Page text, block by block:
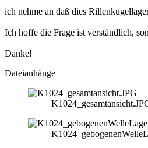
ich nehme an daß dies
Ich hoffe die Frage ist verständlich,
Danke!
Dateianhänge